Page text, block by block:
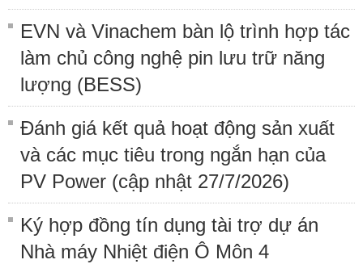
EVN và Vinachem bàn lộ trình hợp tác
làm chủ công nghệ pin lưu trữ năng
lượng (BESS)
Đánh giá kết quả hoạt động sản xuất
và các mục tiêu trong ngắn hạn của
PV Power (cập nhật 27/7/2026)
Ký hợp đồng tín dụng tài trợ dự án
Nhà máy Nhiệt điện Ô Môn 4